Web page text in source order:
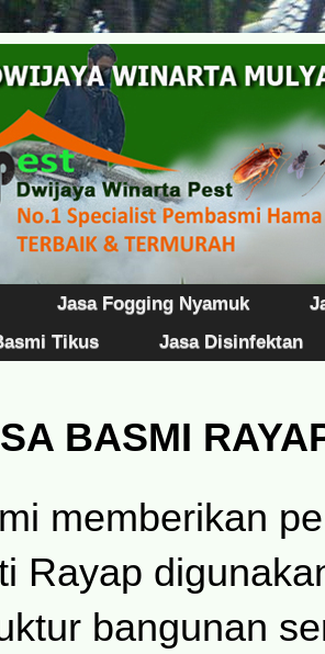
Jasa Fogging Nyamuk
Tikus
Jasa Disinfektan
BASMI
memberikan
Rayap
bangunan